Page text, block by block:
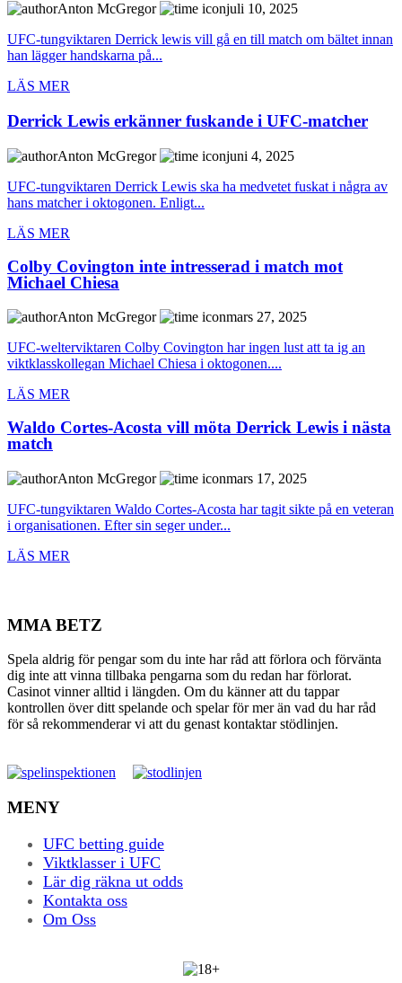
Anton McGregor
juli 10, 2025
UFC-tungviktaren Derrick lewis vill gå en till match om bältet innan
han lägger handskarna på...
LÄS MER
Derrick Lewis erkänner fuskande i UFC-matcher
Anton McGregor
juni 4, 2025
UFC-tungviktaren Derrick Lewis ska ha medvetet fuskat i några av
hans matcher i oktogonen. Enligt...
LÄS MER
Colby Covington inte intresserad i match mot
Michael Chiesa
Anton McGregor
mars 27, 2025
UFC-welterviktaren Colby Covington har ingen lust att ta ig an
viktklasskollegan Michael Chiesa i oktogonen....
LÄS MER
Waldo Cortes-Acosta vill möta Derrick Lewis i nästa
match
Anton McGregor
mars 17, 2025
UFC-tungviktaren Waldo Cortes-Acosta har tagit sikte på en veteran
i organisationen. Efter sin seger under...
LÄS MER
MMA BETZ
Spela aldrig för pengar som du inte har råd att förlora och förvänta
dig inte att vinna tillbaka pengarna som du redan har förlorat.
Casinot vinner alltid i längden. Om du känner att du tappar
kontrollen över ditt spelande och spelar för mer än vad du har råd
för så rekommenderar vi att du genast kontaktar stödlinjen.
MENY
UFC betting guide
Viktklasser i UFC
Lär dig räkna ut odds
Kontakta oss
Om Oss